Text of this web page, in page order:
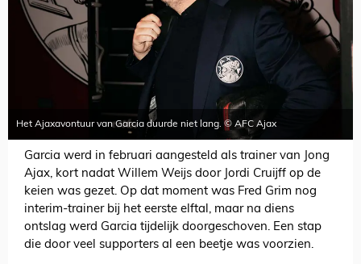
Het Ajaxavontuur van Garcia duurde niet lang. © AFC Ajax
Garcia werd in februari aangesteld als trainer van Jong
Ajax, kort nadat Willem Weijs door Jordi Cruijff op de
keien was gezet. Op dat moment was Fred Grim nog
interim-trainer bij het eerste elftal, maar na diens
ontslag werd Garcia tijdelijk doorgeschoven. Een stap
die door veel supporters al een beetje was voorzien.